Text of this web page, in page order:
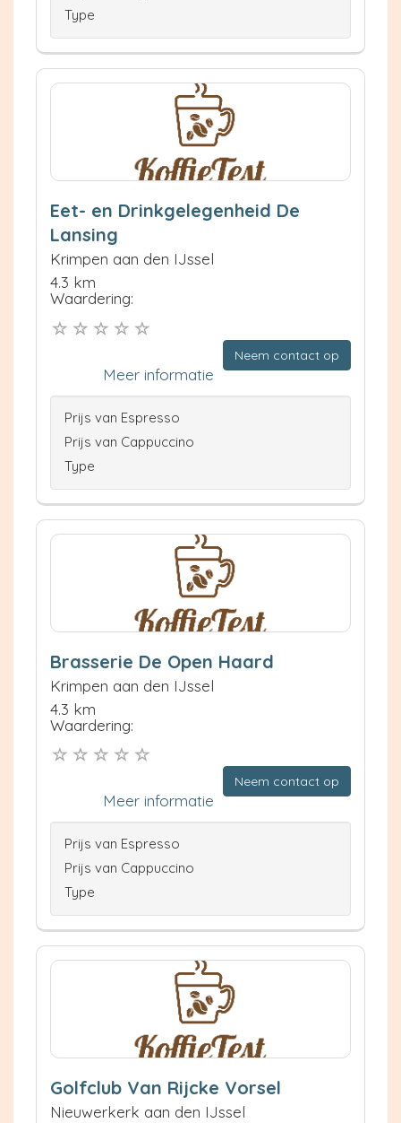
Type
Eet- en Drinkgelegenheid De
Lansing
Krimpen aan den IJssel
4.3 km
Waardering:
Neem contact op
Meer informatie
Prijs van Espresso
Prijs van Cappuccino
Type
Brasserie De Open Haard
Krimpen aan den IJssel
4.3 km
Waardering:
Neem contact op
Meer informatie
Prijs van Espresso
Prijs van Cappuccino
Type
Golfclub Van Rijcke Vorsel
Nieuwerkerk aan den IJssel